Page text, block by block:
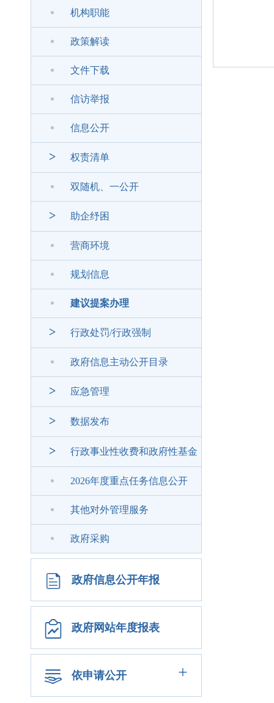
机构职能
政策解读
文件下载
信访举报
信息公开
> 权责清单
双随机、一公开
> 助企纾困
营商环境
规划信息
建议提案办理
> 行政处罚/行政强制
政府信息主动公开目录
> 应急管理
> 数据发布
> 行政事业性收费和政府性基金
2026年度重点任务信息公开
其他对外管理服务
政府采购
政府信息公开年报
政府网站年度报表
依申请公开 +